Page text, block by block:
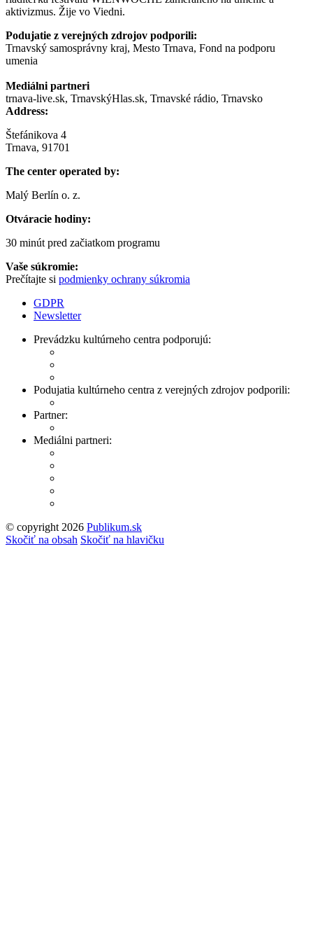
aktivizmus. Žije vo Viedni.
Podujatie z verejných zdrojov podporili:
Trnavský samosprávny kraj, Mesto Trnava, Fond na podporu
umenia
Mediálni partneri
trnava-live.sk, TrnavskýHlas.sk, Trnavské rádio, Trnavsko
Address:
Štefánikova 4
Trnava, 91701
The center operated by:
Malý Berlín o. z.
Otváracie hodiny:
30 minút pred začiatkom programu
Vaše súkromie:
Prečítajte si podmienky ochrany súkromia
GDPR
Newsletter
Prevádzku kultúrneho centra podporujú:
Podujatia kultúrneho centra z verejných zdrojov podporili:
Partner:
Mediálni partneri:
© copyright 2026 Publikum.sk
Tvorba stránok: Enjoy
Skočiť na obsah Skočiť na hlavičku